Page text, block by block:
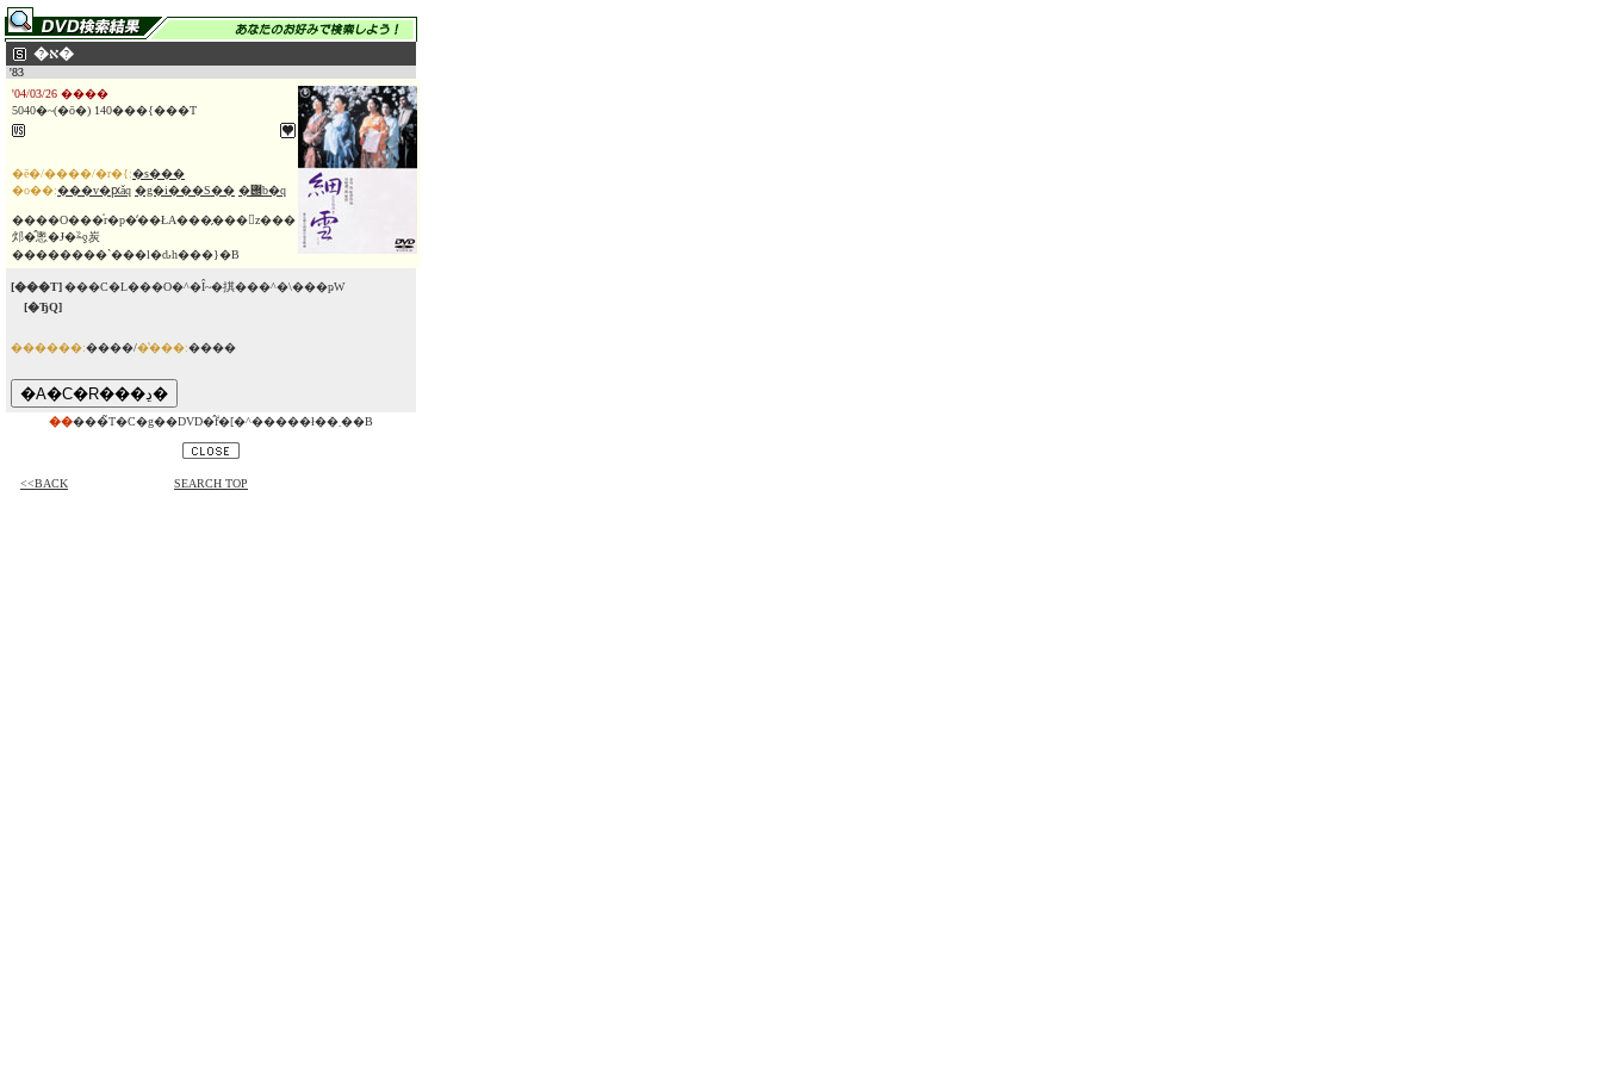
�א�
'83
'04/03/26 ����
5040�~(�ō�) 140���{���T
�ē�/����/�r�{:�s���
�o��:���v�ԗǎq �g�i���S�� �݌b�q
����O���̍r�p�̒��ŁA���̗���𒴉z���
邩�̂悤�Ɉ�ࣂƍ炭
��������`���l�ԃh���}�B
[���T]���C�L���O�^�Î~�掑���^�\���ҏW
[�ЂQ]
������:����/�̔���:����
�� ���̃T�C�g��DVD�̂݃f�[�^�����ł��܂��B
<<BACK SEARCH TOP